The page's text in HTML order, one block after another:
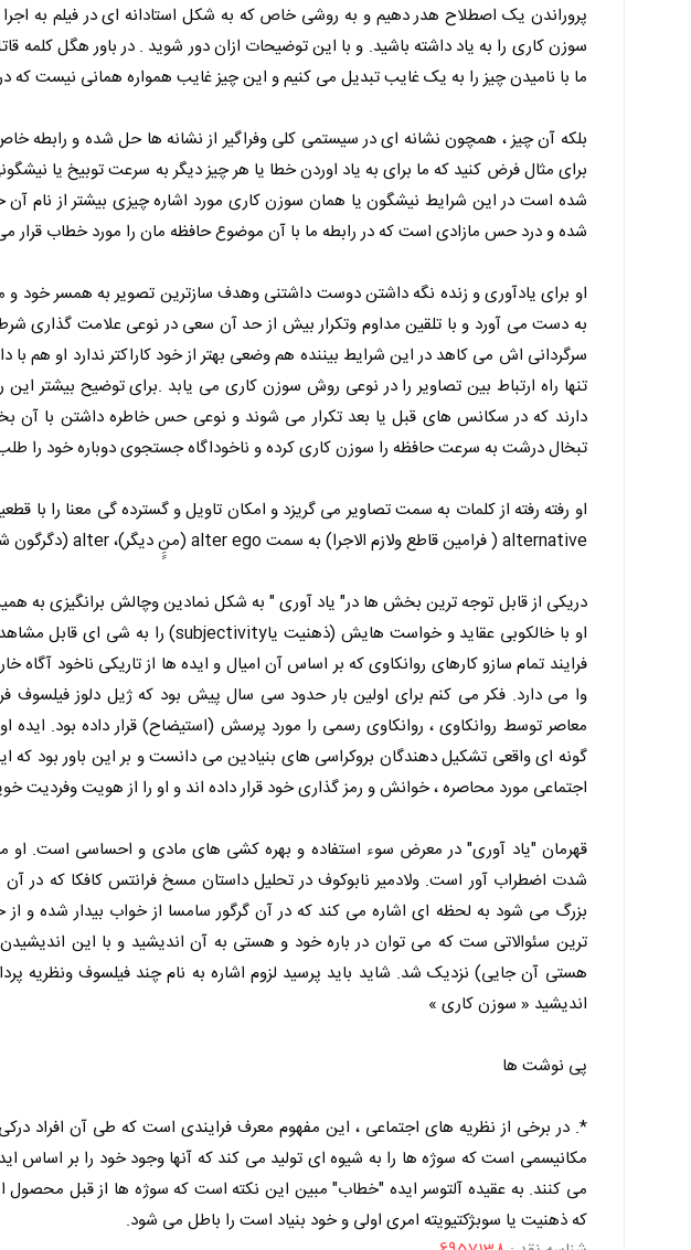
پروراندن یک اصطلاح هدر دهیم و به روشی خاص که به شکل استادانه ای در فیلم به
سوزن کاری را به یاد داشته باشید. و با این توضیحات ازان دور شوید . در باور هگل
ما با نامیدن چیز را به یک غایب تبدیل می کنیم و این چیز غایب همواره همانی نیست که
بلکه آن چیز ، همچون نشانه ای در سیستمی کلی وفراگیر از نشانه ها حل شده و رابطه
برای مثال فرض کنید که ما برای به یاد اوردن خطا یا هر چیز دیگر به سرعت توبیخ یا
شده است در این شرایط نیشگون یا همان سوزن کاری مورد اشاره چیزی بیشتر از نام
شده و درد حس مازادی است که در رابطه ما با آن موضوع حافظه مان را مورد خطاب قرار
او برای یادآوری و زنده نگه داشتن دوست داشتنی وهدف سازترین تصویر به همسر خود
به دست می آورد و با تلقین مداوم وتکرار بیش از حد آن سعی در نوعی علامت گذاری
سرگردانی اش می کاهد در این شرایط بیننده هم وضعی بهتر از خود کاراکتر ندارد او
تنها راه ارتباط بین تصاویر را در نوعی روش سوزن کاری می یابد .برای توضیح بیشتر
دارند که در سکانس های قبل یا بعد تکرار می شوند و نوعی حس خاطره داشتن با آن
تبخال درشت به سرعت حافظه را سوزن کاری کرده و ناخوداگاه جستجوی دوباره خود را
او رفته رفته از کلمات به سمت تصاویر می گریزد و امکان تاویل و گسترده گی معنا را با
alternative ( فرامین قاطع ولازم الاجرا) به سمت alter ego (منِِِ دیگر)، alter (دگرگون شدن) و در نهایت alterity (دگربودگی) رانده می شود.
دریکی از قابل توجه ترین بخش ها در" یاد آوری " به شکل نمادین وچالش برانگیزی به
فرایند تمام سازو کارهای روانکاوی که بر اساس آن امیال و ایده ها از تاریکی ناخود
وا می دارد. فکر می کنم برای اولین بار حدود سی سال پیش بود که ژیل دلوز فیلسوف
معاصر توسط روانکاوی ، روانکاوی رسمی را مورد پرسش (استیضاح) قرار داده بود. ایده
گونه ای واقعی تشکیل دهندگان بروکراسی های بنیادین می دانست و بر این باور بود
اجتماعی مورد محاصره ، خوانش و رمز گذاری خود قرار داده اند و او را از هویت وفردیت
شدت اضطراب آور است. ولادمیر نابوکوف در تحلیل داستان مسخ فرانتس کافکا که در
بزرگ می شود به لحظه ای اشاره می کند که در آن گرگور سامسا از خواب بیدار شده
هستی آن جایی) نزدیک شد. شاید باید پرسید لزوم اشاره به نام چند فیلسوف ونظریه
اندیشید « سوزن کاری »
پی نوشت ها
*. در برخی از نظریه های اجتماعی ، این مفهوم معرف فرایندی است که طی آن افراد
مکانیسمی است که سوژه ها را به شیوه ای تولید می کند که آنها وجود خود را بر اساس
می کنند. به عقیده آلتوسر ایده "خطاب" مبین این نکته است که سوژه ها از قبل محصول
که ذهنیت یا سوبژکتیویته امری اولی و خود بنیاد است را باطل می شود.